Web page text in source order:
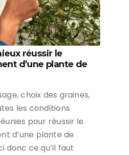
réussir le
d’une plante de
choix des graines,
les conditions
pour réussir le
d’une plante de
donc ce qu’il faut